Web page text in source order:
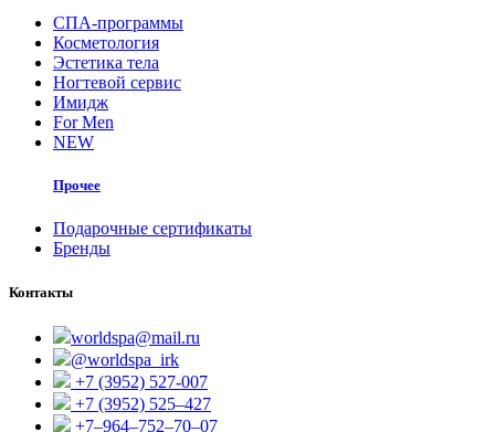
СПА-программы
Косметология
Эстетика тела
Ногтевой сервис
Имидж
For Men
NEW
Прочее
Подарочные сертификаты
Бренды
Контакты
worldspa@mail.ru
@worldspa_irk
+7 (3952) 527-007
+7 (3952) 525‒427
+7‒964‒752‒70‒07